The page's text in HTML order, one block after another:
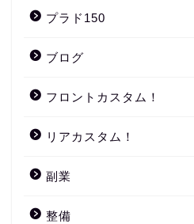
プラド150
ブログ
フロントカスタム！
リアカスタム！
副業
整備